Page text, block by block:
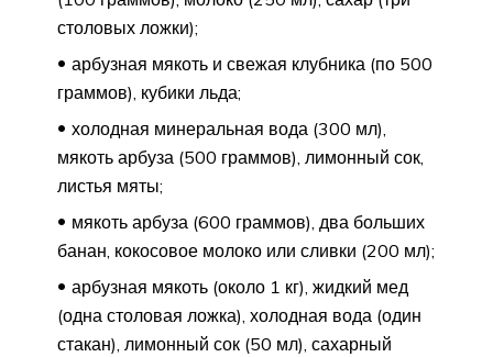
столовых ложки);
арбузная мякоть и свежая клубника (по 500
граммов), кубики льда;
холодная минеральная вода (300 мл),
мякоть арбуза (500 граммов), лимонный сок,
листья мяты;
мякоть арбуза (600 граммов), два больших
банан, кокосовое молоко или сливки (200 мл);
арбузная мякоть (около 1 кг), жидкий мед
(одна столовая ложка), холодная вода (один
стакан), лимонный сок (50 мл), сахарный